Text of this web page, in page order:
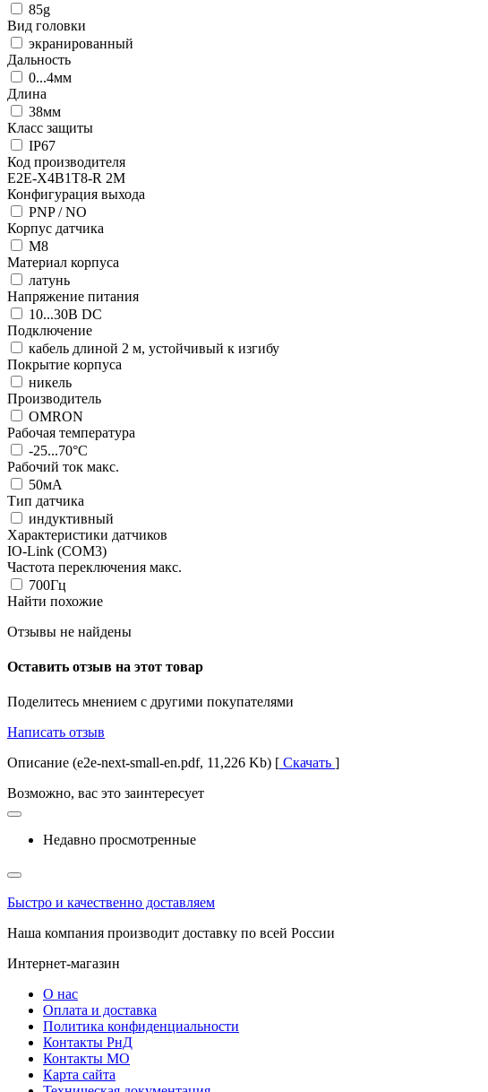
85g
Вид головки
экранированный
Дальность
0...4мм
Длина
38мм
Класс защиты
IP67
Код производителя
E2E-X4B1T8-R 2M
Конфигурация выхода
PNP / NO
Корпус датчика
М8
Материал корпуса
латунь
Напряжение питания
10...30В DC
Подключение
кабель длиной 2 м, устойчивый к изгибу
Покрытие корпуса
никель
Производитель
OMRON
Рабочая температура
-25...70°C
Рабочий ток макс.
50мА
Тип датчика
индуктивный
Характеристики датчиков
IO-Link (COM3)
Частота переключения макс.
700Гц
Найти похожие
Отзывы не найдены
Оставить отзыв на этот товар
Поделитесь мнением с другими покупателями
Написать отзыв
Описание (e2e-next-small-en.pdf, 11,226 Kb) [ Скачать ]
Возможно, вас это заинтересует
Недавно просмотренные
Быстро и качественно доставляем
Наша компания производит доставку по всей России
Интернет-магазин
О нас
Оплата и доставка
Политика конфиденциальности
Контакты РнД
Контакты МО
Карта сайта